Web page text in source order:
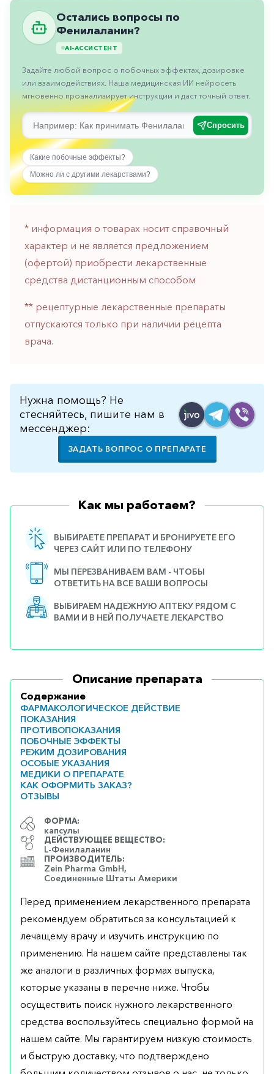
Противоопухолевые
Противоподагрические
Противорвотные
Противоэпилептические
Прочее
Пульмонология
Сердечные
Сосудистые
Урология
Ухо-
горло-
железа
Остались вопросы по
Фенилаланин?
AI-АССИСТЕНТ
Задайте любой вопрос о побочных эффектах, дозировке
или взаимодействиях. Наша медицинская ИИ нейросеть
мгновенно проанализирует инструкции и даст точный ответ.
Спросить
Какие побочные эффекты?
Можно ли с другими лекарствами?
* информация о товарах носит справочный
характер и не является предложением
(офертой) приобрести лекарственные
средства дистанционным способом
** рецептурные лекарственные препараты
отпускаются только при наличии рецепта
врача.
Нужна помощь? Не
стесняйтесь, пишите нам в
мессенджер:
ЗАДАТЬ ВОПРОС О ПРЕПАРАТЕ
Как мы работаем?
ВЫБИРАЕТЕ ПРЕПАРАТ И БРОНИРУЕТЕ ЕГО
ЧЕРЕЗ САЙТ ИЛИ ПО ТЕЛЕФОНУ
МЫ ПЕРЕЗВАНИВАЕМ ВАМ - ЧТОБЫ
ОТВЕТИТЬ НА ВСЕ ВАШИ ВОПРОСЫ
ВЫБИРАЕМ НАДЕЖНУЮ АПТЕКУ РЯДОМ С
ВАМИ И В НЕЙ ПОЛУЧАЕТЕ ЛЕКАРСТВО
Описание препарата
Содержание
ФАРМАКОЛОГИЧЕСКОЕ ДЕЙСТВИЕ
ПОКАЗАНИЯ
ПРОТИВОПОКАЗАНИЯ
ПОБОЧНЫЕ ЭФФЕКТЫ
РЕЖИМ ДОЗИРОВАНИЯ
ОСОБЫЕ УКАЗАНИЯ
МЕДИКИ О ПРЕПАРАТЕ
КАК ОФОРМИТЬ ЗАКАЗ?
ОТЗЫВЫ
ФОРМА:
капсулы
ДЕЙСТВУЮЩЕЕ ВЕЩЕСТВО:
L-Фенилаланин
ПРОИЗВОДИТЕЛЬ:
Zein Pharma GmbH,
Соединенные Штаты Америки
Перед применением лекарственного препарата
рекомендуем обратиться за консультацией к
лечащему врачу и изучить инструкцию по
применению. На нашем сайте представлены так
же аналоги в различных формах выпуска,
которые указаны в перечне ниже. Чтобы
осуществить поиск нужного лекарственного
средства воспользуйтесь специально формой на
нашем сайте. Мы гарантируем низкую стоимость
и быструю доставку, что подтверждено